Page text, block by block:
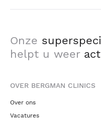
Onze
helpt u weer
OVER BERGMAN CLINICS
Over ons
Vacatures